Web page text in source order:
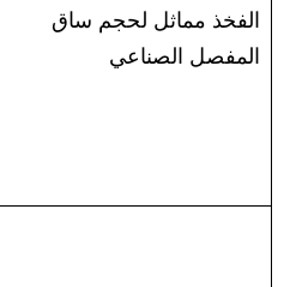
الفخذ مماثل لحجم ساق
المفصل الصناعي